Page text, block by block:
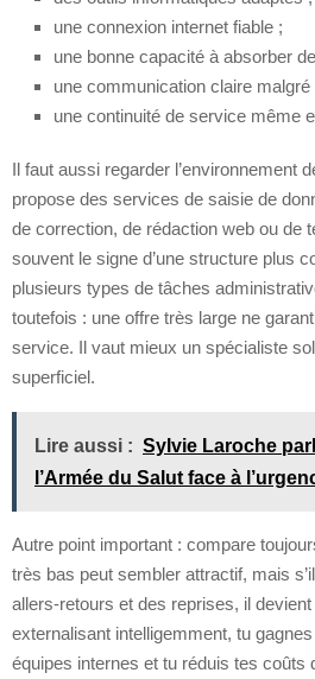
une connexion internet fiable ;
une bonne capacité à absorber
une communication claire malgré
une continuité de service même
Il faut aussi regarder l’environnement
propose des services de saisie de
de correction, de rédaction web ou de
souvent le signe d’une structure plus
plusieurs types de tâches
toutefois : une offre très large ne
service. Il vaut mieux un spécialiste
superficiel.
Lire aussi : Sylvie Laroche
l’Armée du Salut face à
Autre point important : compare
très bas peut sembler attractif, mais
allers-retours et des reprises, il
externalisant intelligemment, tu
équipes internes et tu réduis tes coûts